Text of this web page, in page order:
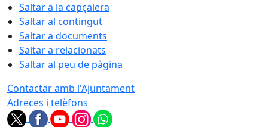
Saltar a la capçalera
Saltar al contingut
Saltar a documents
Saltar a relacionats
Saltar al peu de pàgina
Contactar amb l'Ajuntament
Adreces i telèfons